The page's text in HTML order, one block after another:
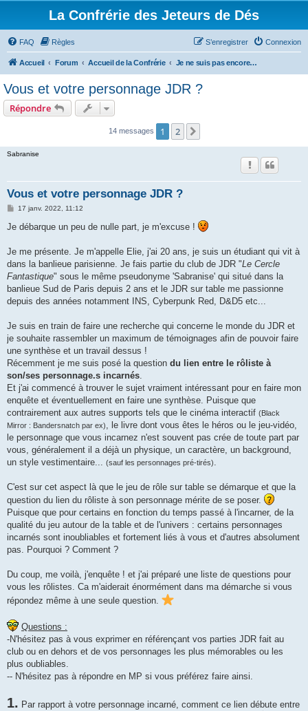
La Confrérie des Jeteurs de Dés
FAQ Règles Connexion
S’enregistrer
Accueil Forum Accueil de la Confrérie Je ne suis pas encore inscrit, mais...
Vous et votre personnage JDR ?
Répondre
14 messages 1 2
Sabranise
Vous et votre personnage JDR ?
M
s
s
g
e
17 janv. 2022, 11:12
Je débarque un peu de nulle part, je m'excuse !
Je me présente. Je m'appelle Elie, j'ai 20 ans, je suis un étudiant qui vit à
dans la banlieue parisienne. Je fais partie du club de JDR "Le Cercle
Fantastique" sous le même pseudonyme 'Sabranise' qui situé dans la
banlieue Sud de Paris depuis 2 ans et le JDR sur table me passionne
depuis des années notamment INS, Cyberpunk Red, D&D5 etc...
Je suis en train de faire une recherche qui concerne le monde du JDR et
je souhaite rassembler un maximum de témoignages afin de pouvoir faire
une synthèse et un travail dessus !
Récemment je me suis posé la question du lien entre le rôliste à
son/ses personnage.s incarnés.
Et j'ai commencé à trouver le sujet vraiment intéressant pour en faire mon
enquête et éventuellement en faire une synthèse. Puisque que
contrairement aux autres supports tels que le cinéma interactif (Black
Mirror : Bandersnatch par ex), le livre dont vous êtes le héros ou le jeu-vidéo,
le personnage que vous incarnez n'est souvent pas crée de toute part par
vous, généralement il a déjà un physique, un caractère, un background,
un style vestimentaire... (sauf les personnages pré-tirés).
C'est sur cet aspect là que le jeu de rôle sur table se démarque et que la
question du lien du rôliste à son personnage mérite de se poser.
Puisque que pour certains en fonction du temps passé à l'incarner, de la
qualité du jeu autour de la table et de l'univers : certains personnages
incarnés sont inoubliables et fortement liés à vous et d'autres absolument
pas. Pourquoi ? Comment ?
Du coup, me voilà, j'enquête ! et j'ai préparé une liste de questions pour
vous les rôlistes. Ca m'aiderait énormément dans ma démarche si vous
répondez même à une seule question.
Questions :
-N'hésitez pas à vous exprimer en référençant vos parties JDR fait au
club ou en dehors et de vos personnages les plus mémorables ou les
plus oubliables.
-- N'hésitez pas à répondre en MP si vous préférez faire ainsi.
1. Par rapport à votre personnage incarné, comment ce lien débute entre